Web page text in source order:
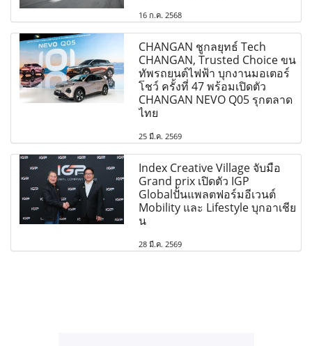
16 ก.ค. 2568
CHANGAN ชูกลยุทธ์ Tech
CHANGAN, Trusted Choice ขน
ทัพรถยนต์ไฟฟ้า บุกงานมอเตอร์
โชว์ ครั้งที่ 47 พร้อมเปิดตัว
CHANGAN NEVO Q05 รุกตลาด
ไทย
25 มี.ค. 2569
Index Creative Village จับมือ
Grand prix เปิดตัว IGP
Globalปั้นแพลตฟอร์มอีเวนต์
Mobility และ Lifestyle บุกอาเชีย
น
28 มี.ค. 2569